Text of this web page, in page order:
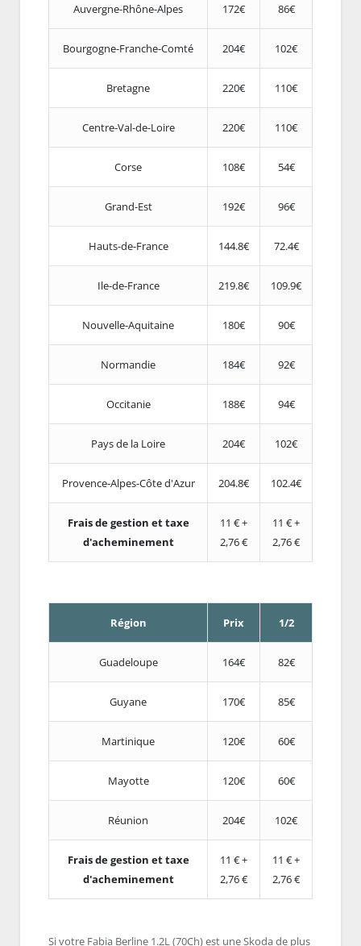
Auvergne-Rhône-Alpes 172€ 86€
Bourgogne-Franche-Comté 204€ 102€
Bretagne 220€ 110€
Centre-Val-de-Loire 220€ 110€
Corse 108€ 54€
Grand-Est 192€ 96€
Hauts-de-France 144.8€ 72.4€
Ile-de-France 219.8€ 109.9€
Nouvelle-Aquitaine 180€ 90€
Normandie 184€ 92€
Occitanie 188€ 94€
Pays de la Loire 204€ 102€
Provence-Alpes-Côte d'Azur 204.8€ 102.4€
Frais de gestion et taxe
d'acheminement
11 € +
2,76 €
11 € +
2,76 €
Région Prix 1/2
Guadeloupe 164€ 82€
Guyane 170€ 85€
Martinique 120€ 60€
Mayotte 120€ 60€
Réunion 204€ 102€
Frais de gestion et taxe
d'acheminement
11 € +
2,76 €
11 € +
2,76 €
Si votre Fabia Berline 1.2L (70Ch) est une Skoda de plus